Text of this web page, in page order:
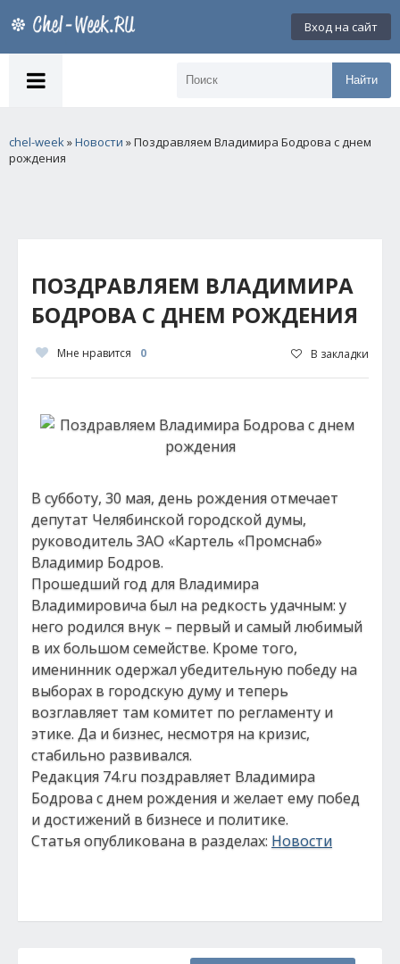
Вход на сайт
Найти
chel-week»Новости » Поздравляем Владимира Бодрова с днем
рождения
ПОЗДРАВЛЯЕМ ВЛАДИМИРА
БОДРОВА С ДНЕМ РОЖДЕНИЯ
Мне нравится 0 В закладки
В субботу, 30 мая, день рождения отмечает
депутат Челябинской городской думы,
руководитель ЗАО «Картель «Промснаб»
Владимир Бодров.
Прошедший год для Владимира
Владимировича был на редкость удачным: у
него родился внук – первый и самый любимый
в их большом семействе. Кроме того,
именинник одержал убедительную победу на
выборах в городскую думу и теперь
возглавляет там комитет по регламенту и
этике. Да и бизнес, несмотря на кризис,
стабильно развивался.
Редакция 74.ru поздравляет Владимира
Бодрова с днем рождения и желает ему побед
и достижений в бизнесе и политике.
Статья опубликована в разделах: Новости